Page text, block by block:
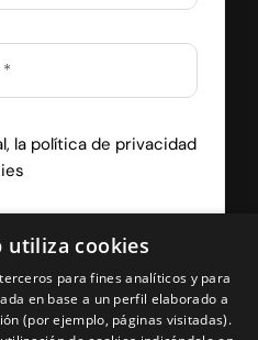
, la política de privacidad
Llamada
utiliza cookies
para fines analíticos y para
en base a un perfil elaborado a
(por ejemplo, páginas visitadas).